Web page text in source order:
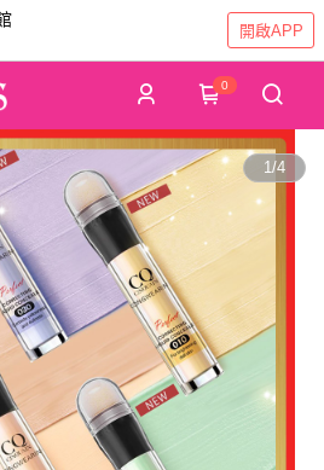
開啟APP
0
1/4